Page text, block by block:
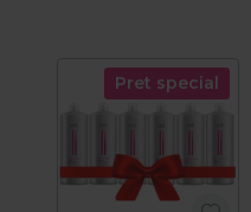
Pret special